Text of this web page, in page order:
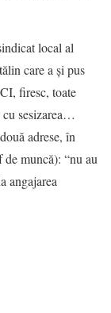
local al
care a și pus
firesc, toate
sesizarea…
adrese, în
muncă): “nu au
angajarea